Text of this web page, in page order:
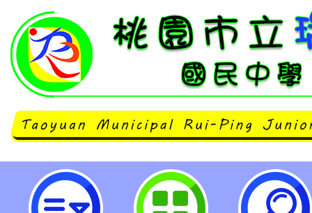
銓敘部函以，關於各機關適用醫事
務一覽表，業經考試院會同行政院